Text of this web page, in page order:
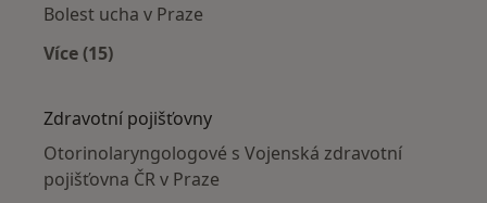
Bolest ucha v Praze
Více (15)
Zdravotní pojišťovny
Otorinolaryngologové s Vojenská zdravotní
pojišťovna ČR v Praze